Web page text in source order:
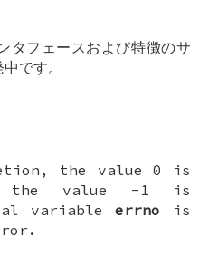
フェースおよび特徴のサ
です。
the value 0 is
the value -1 is
variableerrno is